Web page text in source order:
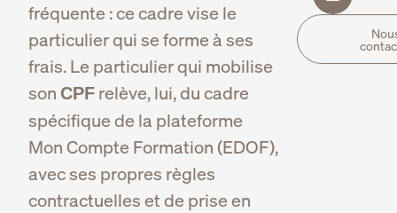
fréquente : ce cadre vise le
particulier qui se forme à ses
frais. Le particulier qui mobilise
son CPF relève, lui, du cadre
spécifique de la plateforme
Mon Compte Formation (EDOF),
avec ses propres règles
contractuelles et de prise en